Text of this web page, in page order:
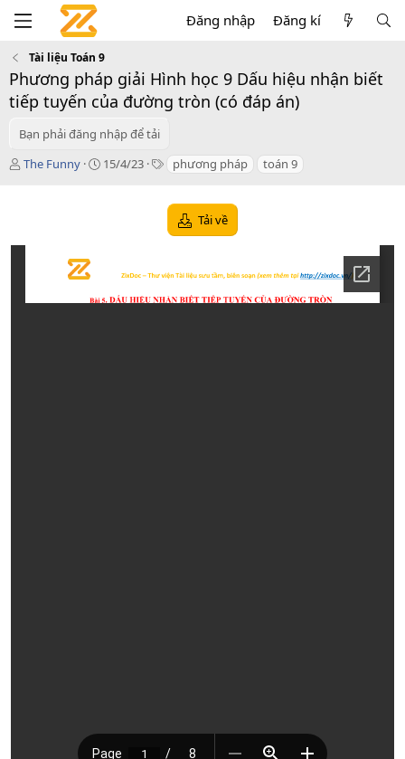
Đăng nhập Đăng kí
Tài liệu Toán 9
Phương pháp giải Hình học 9 Dấu hiệu nhận biết
tiếp tuyến của đường tròn (có đáp án)
Bạn phải đăng nhập để tải
T
ả
The Funny
C15/4/23
T
s
phương pháp toán 9
Tải về